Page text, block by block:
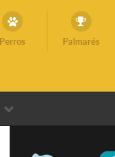
Perros Palmarés